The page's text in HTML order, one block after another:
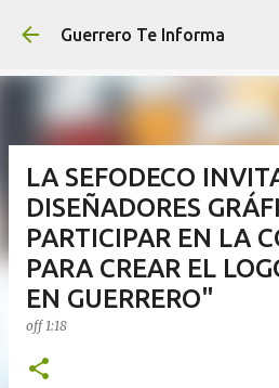
Ir al contenido
Guerrero Te Informa
LA SEFODECO
DISEÑADORES
PARTICIPAR EN LA
PARA CREAR EL
EN GUERRERO"
off1:18